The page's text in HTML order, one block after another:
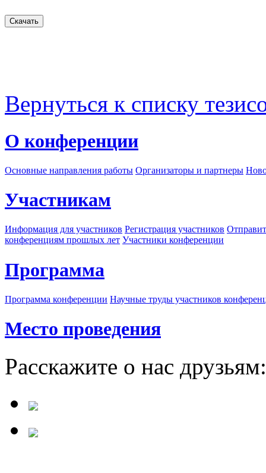
Вернуться к списку
О конференции
Основные направления работы Организаторы и партнеры
Участникам
Информация для участников Регистрация участников
конференциям прошлых лет Участники конференции
Программа
Программа конференции Научные труды участников
Место проведения
Расскажите о нас друзьям: